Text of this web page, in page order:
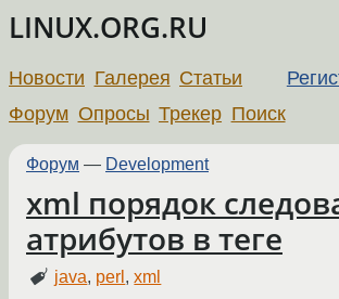
LINUX.ORG.RU
Новости Галерея Статьи
Форум Опросы Трекер Поиск
Форум — Development
xml порядок
атрибутов в теге
java, perl ,xml